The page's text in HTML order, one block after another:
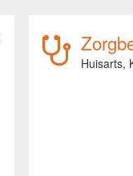
Huisarts,